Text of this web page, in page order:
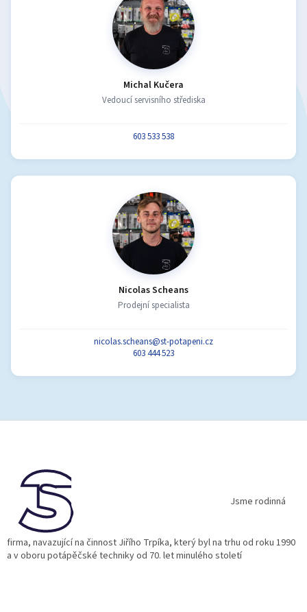
Michal Kučera
Vedoucí servisního střediska
603 533 538
Nicolas Scheans
Prodejní specialista
nicolas.scheans@st-potapeni.cz
603 444 523
Jsme rodinná
firma, navazující na činnost Jiřího Trpíka, který byl na trhu od roku 1990
a v oboru potápěčské techniky od 70. let minulého století